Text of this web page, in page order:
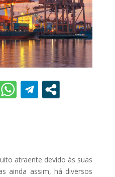
atraente devido às suas
ainda assim, há diversos